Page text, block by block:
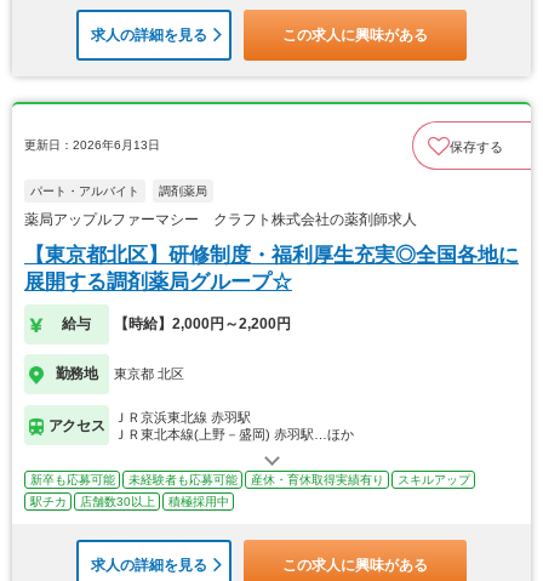
求人の詳細を見る この求人に興味がある
更新日：2026年6月13日 保存する
パート・アルバイト 調剤薬局
薬局アップルファーマシー クラフト株式会社の薬剤師求人
【東京都北区】研修制度・福利厚生充実◎全国各地に
展開する調剤薬局グループ☆
給与 【時給】2,000円～2,200円
勤務地 東京都 北区
アクセス
ＪＲ京浜東北線 赤羽駅
ＪＲ東北本線(上野－盛岡) 赤羽駅…ほか
新卒も応募可能 未経験者も応募可能 産休・育休取得実績有り
スキルアップ
駅チカ
店舗数30以上 積極採用中
求人の詳細を見る この求人に興味がある